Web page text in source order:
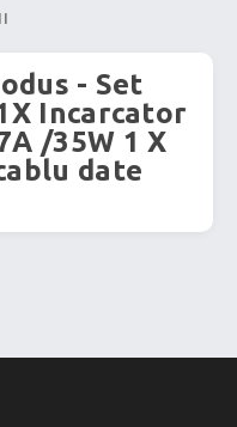
- Set
Incarcator
/35W 1 X
date